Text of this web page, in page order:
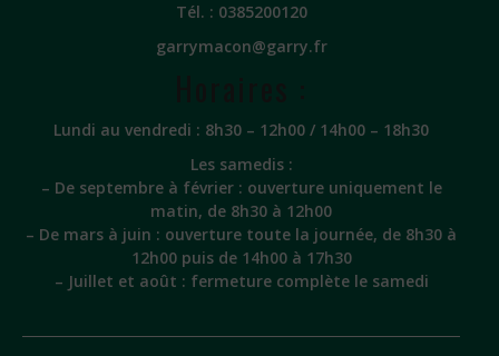
Tél. : 0385200120
garrymacon@garry.fr
Lundi au vendredi : 8h30 – 12h00 / 14h00 – 18h30
Les samedis :
– De septembre à février : ouverture uniquement le
matin, de 8h30 à 12h00
– De mars à juin : ouverture toute la journée, de 8h30 à
12h00 puis de 14h00 à 17h30
– Juillet et août : fermeture complète le samedi